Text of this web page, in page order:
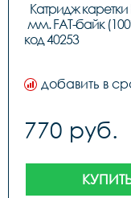
Катридж каретки
мм. FAT-байк
добавить в
770 руб.